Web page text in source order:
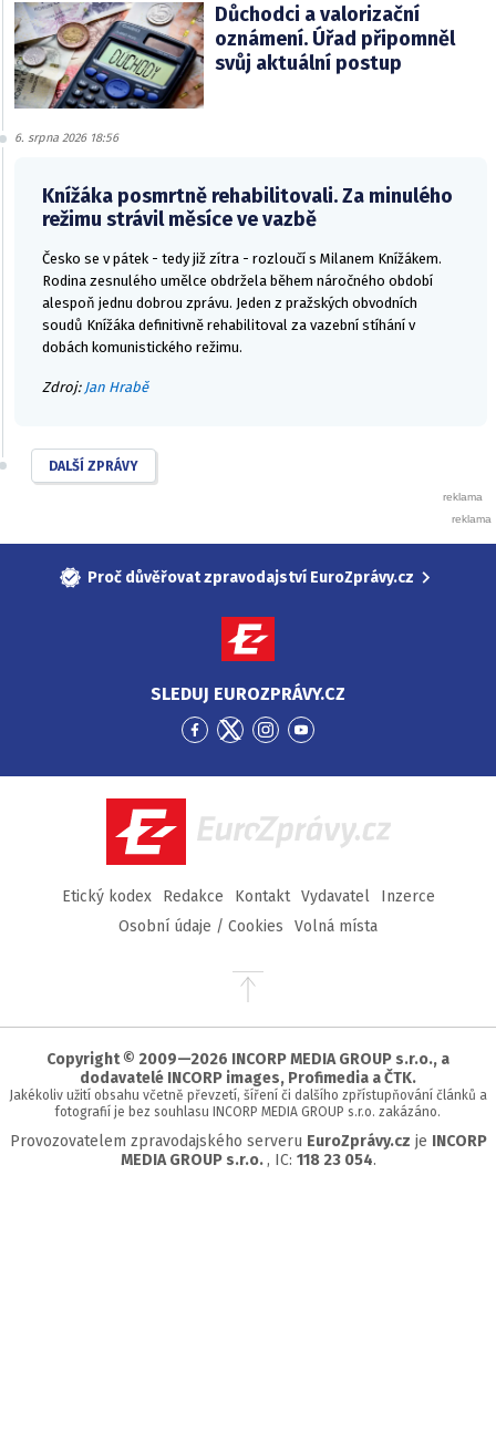
Důchodci a valorizační
oznámení. Úřad připomněl
svůj aktuální postup
6. srpna 2026 18:56
Knížáka posmrtně rehabilitovali. Za minulého
režimu strávil měsíce ve vazbě
Česko se v pátek - tedy již zítra - rozloučí s Milanem Knížákem.
Rodina zesnulého umělce obdržela během náročného období
alespoň jednu dobrou zprávu. Jeden z pražských obvodních
soudů Knížáka definitivně rehabilitoval za vazební stíhání v
dobách komunistického režimu.
Zdroj: Jan Hrabě
DALŠÍ ZPRÁVY
Proč důvěřovat zpravodajství EuroZprávy.cz
SLEDUJ EUROZPRÁVY.CZ
Přejít
Facebook
Přejít
Twitter
Přejít
Instagram
Přejít
YouTube
EuroZprávy.cz
Etický kodex Redakce Kontakt Vydavatel
Inzerce
Osobní údaje / Cookies
Volná místa
Přejít
stránky
Copyright © 2009—2026 INCORP MEDIA GROUP s.r.o., a
dodavatelé INCORP images, Profimedia a ČTK.
Jakékoliv užití obsahu včetně převzetí, šíření či dalšího zpřístupňování článků a
fotografií je bez souhlasu INCORP MEDIA GROUP s.r.o. zakázáno.
Provozovatelem zpravodajského serveru EuroZprávy.cz je INCORP
MEDIA GROUP s.r.o. , IC: 118 23 054.